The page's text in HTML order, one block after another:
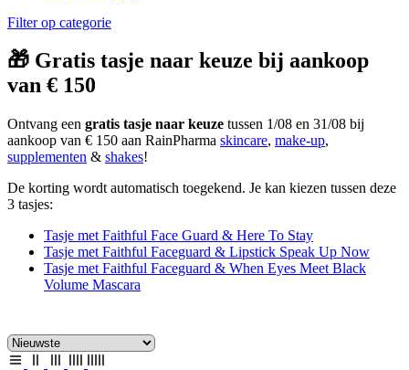
Filter op categorie
🎁 Gratis tasje naar keuze bij aankoop
van € 150
Ontvang een gratis tasje naar keuze tussen 1/08 en 31/08 bij
aankoop van € 150 aan RainPharma skincare, make-up,
supplementen & shakes!
De korting wordt automatisch toegekend. Je kan kiezen tussen deze
3 tasjes:
Tasje met Faithful Face Guard & Here To Stay
Tasje met Faithful Faceguard & Lipstick Speak Up Now
Tasje met Faithful Faceguard & When Eyes Meet Black
Volume Mascara